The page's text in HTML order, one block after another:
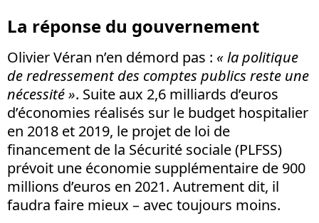
La réponse du gouvernement
Olivier Véran n’en démord pas : « la politique
de redressement des comptes publics reste une
nécessité». Suite aux 2,6 milliards d’euros
d’économies réalisés sur le budget hospitalier
en 2018 et 2019, le projet de loi de
financement de la Sécurité sociale (PLFSS)
prévoit une économie supplémentaire de 900
millions d’euros en 2021. Autrement dit, il
faudra faire mieux – avec toujours moins.